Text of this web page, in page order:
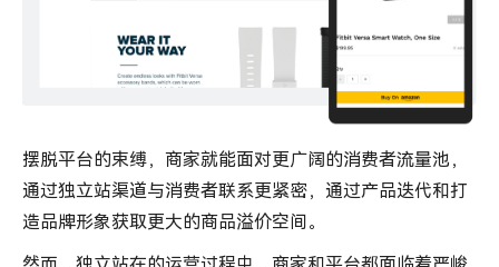
摆脱平台的束缚，商家就能面对更广阔的消费者流量池，
通过独立站渠道与消费者联系更紧密，通过产品迭代和打
造品牌形象获取更大的商品溢价空间。